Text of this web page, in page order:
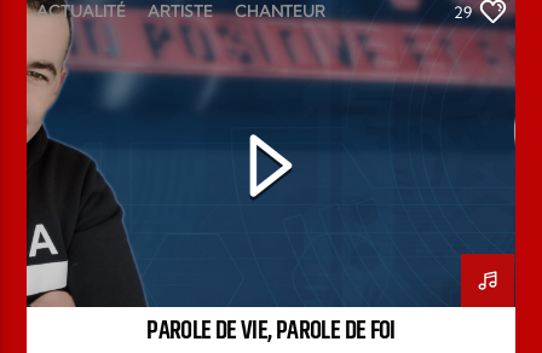
ACTUALITÉ ARTISTE CHANTEUR
ÉMISSION INTERVIEW KENZO DAVID
PAROLE DE FOI PAROLE DE VIE
PODCAST
29
PAROLE DE VIE, PAROLE DE FOI